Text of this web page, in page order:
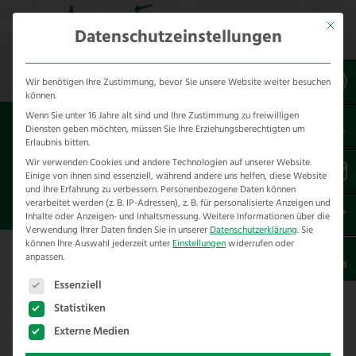
Sie sind hier:Zäune
Elektrozaun
Spezialprodukte
ELEKTROZAUN PARALLEL ZU
GEFLECHTZÄUNEN
Elektrozaun parallel zu Geflechtzäunen
Weil das Entlangführen von Elektrozäunen an
Geflechten, Maschendrahtzäunen oder
Mit
Datenschutzeinstellungen
Wir benötigen Ihre Zustimmung, bevor Sie unsere Website weiter besuchen
können.
Wenn Sie unter 16 Jahre alt sind und Ihre Zustimmung zu freiwilligen
Diensten geben möchten, müssen Sie Ihre Erziehungsberechtigten um
Erlaubnis bitten.
Wir verwenden Cookies und andere Technologien auf unserer Website.
Einige von ihnen sind essenziell, während andere uns helfen, diese Website
und Ihre Erfahrung zu verbessern. Personenbezogene Daten können
verarbeitet werden (z. B. IP-Adressen), z. B. für personalisierte Anzeigen und
Inhalte oder Anzeigen- und Inhaltsmessung.Weitere Informationen über die
Verwendung Ihrer Daten finden Sie in unsererDatenschutzerklärung. Sie
können Ihre Auswahl jederzeit unterEinstellungenwiderrufen oder
anpassen.
Es folgt eine Liste der Service-Gruppen, für die eine
Essenziell
Statistiken
Externe Medien